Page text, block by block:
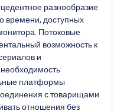
разнообразие
времени, доступных
Потоковые
возможность к
и
платформы
с товарищами
отношения без